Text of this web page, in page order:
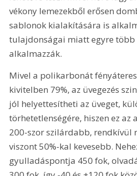
vékony lemezekből erősen
sablonok kialakítására is
tulajdonságai miatt egyre több
alkalmazzák.
Mivel a polikarbonát
kivitelben 79%, az üvegezés
jól helyettesítheti az üveget,
törhetetlenségére, hiszen ez az
200-szor szilárdabb, rendkívül
viszont 50%-kal kevesebb.
gyulladáspontja 450 fok,